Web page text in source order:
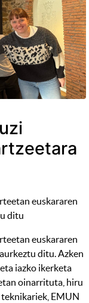
euskararen
ditu
euskararen
ditu. Azken
iazko ikerketa
oinarrituta, hiru
EMUN